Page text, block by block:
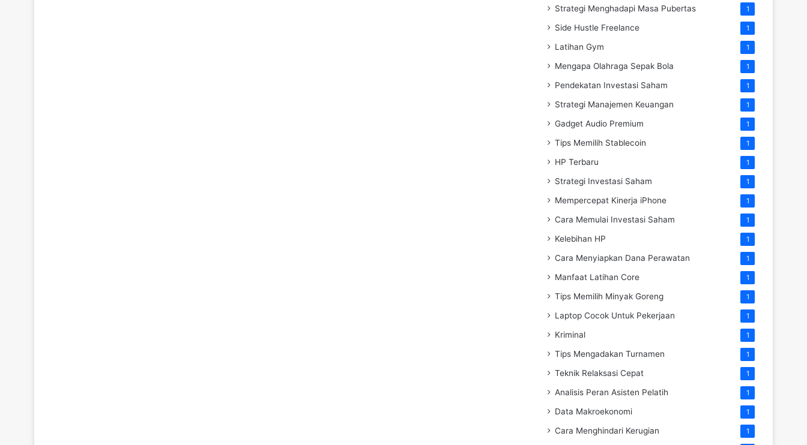
Strategi Menghadapi Masa Pubertas 1
Side Hustle Freelance 1
Latihan Gym 1
Mengapa Olahraga Sepak Bola 1
Pendekatan Investasi Saham 1
Strategi Manajemen Keuangan 1
Gadget Audio Premium 1
Tips Memilih Stablecoin 1
HP Terbaru 1
Strategi Investasi Saham 1
Mempercepat Kinerja iPhone 1
Cara Memulai Investasi Saham 1
Kelebihan HP 1
Cara Menyiapkan Dana Perawatan 1
Manfaat Latihan Core 1
Tips Memilih Minyak Goreng 1
Laptop Cocok Untuk Pekerjaan 1
Kriminal 1
Tips Mengadakan Turnamen 1
Teknik Relaksasi Cepat 1
Analisis Peran Asisten Pelatih 1
Data Makroekonomi 1
Cara Menghindari Kerugian 1